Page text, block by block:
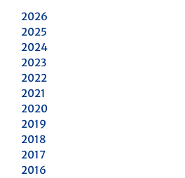
2026
2025
2024
2023
2022
2021
2020
2019
2018
2017
2016